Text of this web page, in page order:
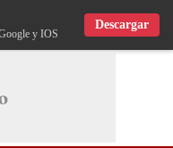
y IOS
Descargar